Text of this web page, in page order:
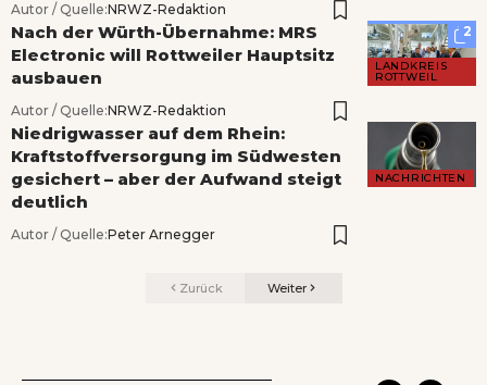
Autor / Quelle:NRWZ-Redaktion
2
LANDKREIS
ROTTWEIL
Nach der Würth-Übernahme: MRS
Electronic will Rottweiler Hauptsitz
ausbauen
Autor / Quelle:NRWZ-Redaktion
NACHRICHTEN
Niedrigwasser auf dem Rhein:
Kraftstoffversorgung im Südwesten
gesichert – aber der Aufwand steigt
deutlich
Autor / Quelle:Peter Arnegger
Zurück Weiter